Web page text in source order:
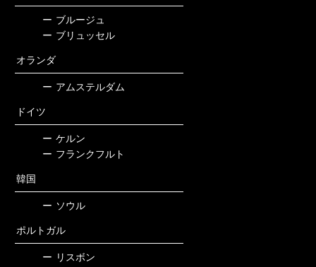
ー ブルージュ
ー ブリュッセル
オランダ
ー アムステルダム
ドイツ
ー ケルン
ー フランクフルト
韓国
ー ソウル
ポルトガル
ー リスボン